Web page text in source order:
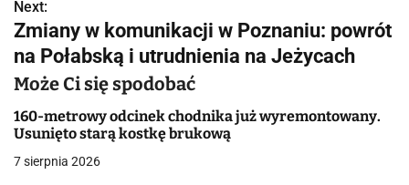
do kierowcy
g
a
c
j
a
Next:
Zmiany w komunikacji w Poznaniu: powrót
na Połabską i utrudnienia na Jeżycach
Może Ci się spodobać
160-metrowy odcinek chodnika już wyremontowany.
Usunięto starą kostkę brukową
7 sierpnia 2026